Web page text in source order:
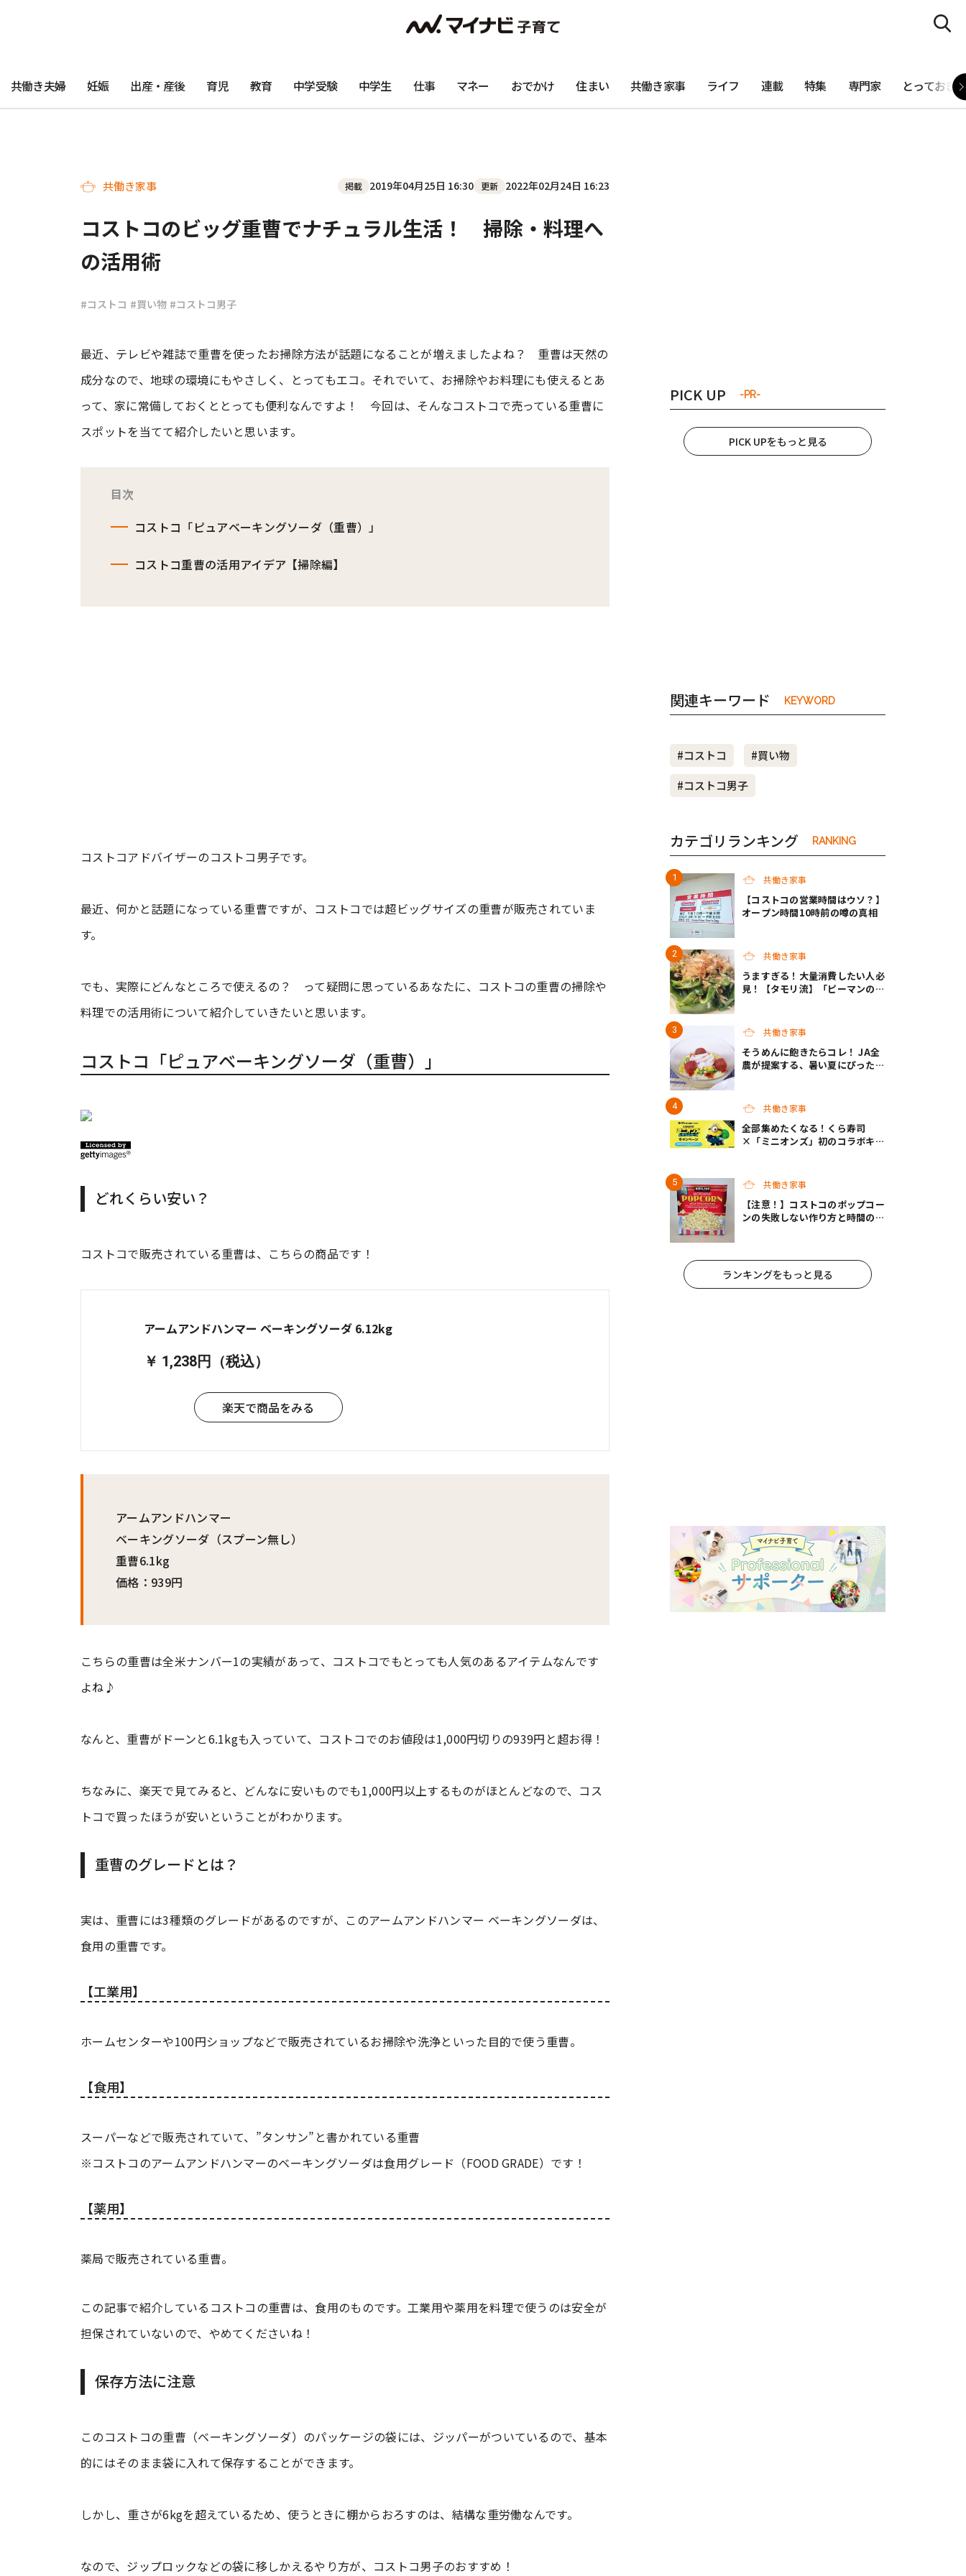
#渡邊大地の令和的ワーパパ道 #ベビーニュース
共働き夫婦 妊娠 出産・産後 育児 教育 中学受験 中学生 仕事 マネー おでかけ 住まい 共働き家事 ライフ 連載 特集 専門家 とっておき
共働き家事 掲載 2019年04月25日 16:30 更新 2022年02月24日 16:23
コストコのビッグ重曹でナチュラル生活！ 掃除・料理へ
の活用術
#コストコ #買い物 #コストコ男子
最近、テレビや雑誌で重曹を使ったお掃除方法が話題になることが増えましたよね？ 重曹は天然の
成分なので、地球の環境にもやさしく、とってもエコ。それでいて、お掃除やお料理にも使えるとあ
って、家に常備しておくととっても便利なんですよ！ 今回は、そんなコストコで売っている重曹に
スポットを当てて紹介したいと思います。
目次
コストコ「ピュアベーキングソーダ（重曹）」
コストコ重曹の活用アイデア【掃除編】
コストコアドバイザーのコストコ男子です。
最近、何かと話題になっている重曹ですが、コストコでは超ビッグサイズの重曹が販売されていま
す。
でも、実際にどんなところで使えるの？ って疑問に思っているあなたに、コストコの重曹の掃除や
料理での活用術について紹介していきたいと思います。
コストコ「ピュアベーキングソーダ（重曹）」
どれくらい安い？
コストコで販売されている重曹は、こちらの商品です！
アームアンドハンマー ベーキングソーダ 6.12kg
￥ 1,238円（税込）
楽天で商品をみる
アームアンドハンマー
ベーキングソーダ（スプーン無し）
重曹6.1kg
価格：939円
こちらの重曹は全米ナンバー1の実績があって、コストコでもとっても人気のあるアイテムなんです
よね♪
なんと、重曹がドーンと6.1kgも入っていて、コストコでのお値段は1,000円切りの939円と超お得！
ちなみに、楽天で見てみると、どんなに安いものでも1,000円以上するものがほとんどなので、コス
トコで買ったほうが安いということがわかります。
重曹のグレードとは？
実は、重曹には3種類のグレードがあるのですが、このアームアンドハンマー ベーキングソーダは、
食用の重曹です。
【工業用】
ホームセンターや100円ショップなどで販売されているお掃除や洗浄といった目的で使う重曹。
【食用】
スーパーなどで販売されていて、”タンサン”と書かれている重曹
※コストコのアームアンドハンマーのベーキングソーダは食用グレード（FOOD GRADE）です！
【薬用】
薬局で販売されている重曹。
この記事で紹介しているコストコの重曹は、食用のものです。工業用や薬用を料理で使うのは安全が
担保されていないので、やめてくださいね！
保存方法に注意
このコストコの重曹（ベーキングソーダ）のパッケージの袋には、ジッパーがついているので、基本
的にはそのまま袋に入れて保存することができます。
しかし、重さが6kgを超えているため、使うときに棚からおろすのは、結構な重労働なんです。
なので、ジップロックなどの袋に移しかえるやり方が、コストコ男子のおすすめ！
PICK UP -PR-
PICK UPをもっと見る
関連キーワード KEYWORD
#コストコ
#買い物
#コストコ男子
カテゴリランキング RANKING
共働き家事
【コストコの営業時間はウソ？】
オープン時間10時前の噂の真相
共働き家事
うますぎる！大量消費したい人必
見！【タモリ流】「ピーマンの焼
共働き家事
そうめんに飽きたらコレ！ JA全
農が提案する、暑い夏にぴったり
選
共働き家事
全部集めたくなる！くら寿司
×「ミニオンズ」初のコラボキャ
共働き家事
【注意！】コストコのポップコー
ンの失敗しない作り方と時間のポ
ランキングをもっと見る